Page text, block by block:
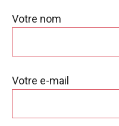
Votre nom
Votre e-mail